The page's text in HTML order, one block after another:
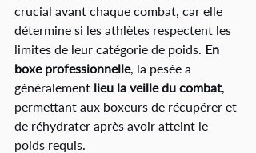
crucial avant chaque combat, car elle
détermine si les athlètes respectent les
limites de leur catégorie de poids. En
boxe professionnelle, la pesée a
généralement lieu la veille du combat,
permettant aux boxeurs de récupérer et
de réhydrater après avoir atteint le
poids requis.